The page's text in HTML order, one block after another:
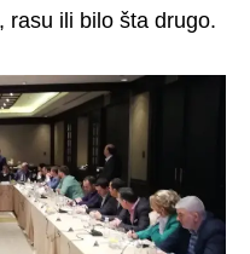
rasu ili bilo šta drugo.